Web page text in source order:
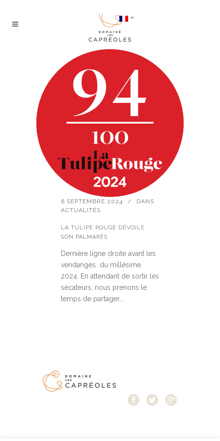
6 SEPTEMBRE 2024
DANS
ACTUALITÉS
LA TULIPE ROUGE DÉVOILE
SON PALMARÈS
Dernière ligne droite avant les
vendanges du millésime
2024. En attendant de sortir les
sécateurs, nous prenons le
temps de partager...